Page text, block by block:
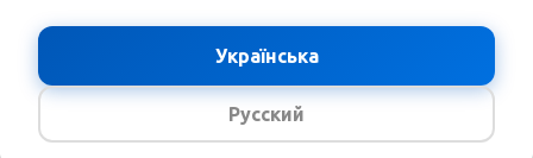
3158грн.
3689 грн. /шт
Українська
Русский